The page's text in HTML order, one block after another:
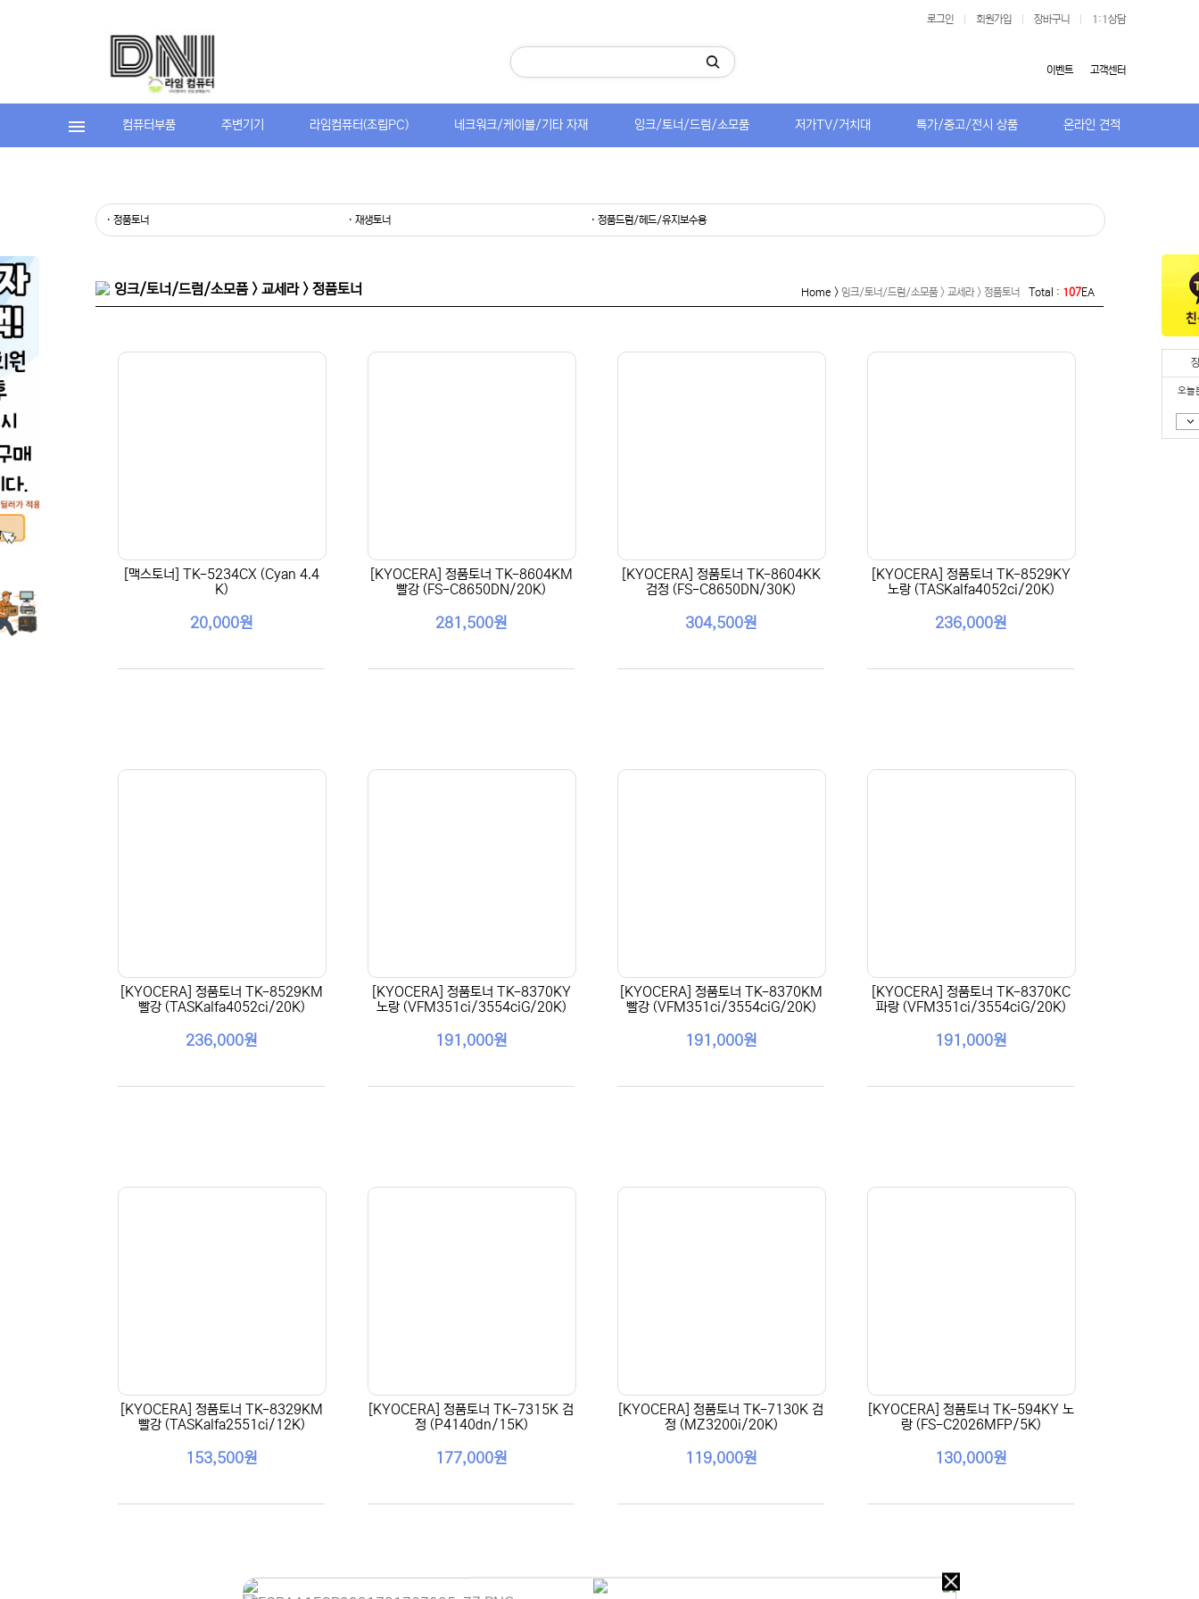
로그인 회원가입 장바구니 1:1상담
고객센터
이벤트
컴퓨터부품 주변기기 라임컴퓨터(조립PC) 네크워크/케이블/기타 자재 잉크/토너/드럼/소모품 저가TV/거치대 특가/중고/전시 상품 온라인 견적
오늘
· 정품토너 · 재생토너 · 정품드럼/헤드/유지보수용
잉크/토너/드럼/소모품 > 교세라 > 정품토너 Home > 잉크/토너/드럼/소모품 > 교세라 > 정품토너 Total : 107EA
[맥스토너] TK-5234CX (Cyan 4.4
K)
20,000원
[KYOCERA] 정품토너 TK-8604KM
빨강 (FS-C8650DN/20K)
281,500원
[KYOCERA] 정품토너 TK-8604KK
검정 (FS-C8650DN/30K)
304,500원
[KYOCERA] 정품토너 TK-8529KY
노랑 (TASKalfa4052ci/20K)
236,000원
[KYOCERA] 정품토너 TK-8529KM
빨강 (TASKalfa4052ci/20K)
236,000원
[KYOCERA] 정품토너 TK-8370KY
노랑 (VFM351ci/3554ciG/20K)
191,000원
[KYOCERA] 정품토너 TK-8370KM
빨강 (VFM351ci/3554ciG/20K)
191,000원
[KYOCERA] 정품토너 TK-8370KC
파랑 (VFM351ci/3554ciG/20K)
191,000원
[KYOCERA] 정품토너 TK-8329KM
빨강 (TASKalfa2551ci/12K)
153,500원
[KYOCERA] 정품토너 TK-7315K 검
정 (P4140dn/15K)
177,000원
[KYOCERA] 정품토너 TK-7130K 검
정 (MZ3200i/20K)
119,000원
[KYOCERA] 정품토너 TK-594KY 노
랑 (FS-C2026MFP/5K)
130,000원
오늘